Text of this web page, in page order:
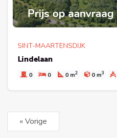
Prijs op aanvraag
SINT-MAARTENSDIJK
Lindelaan
0 0 0 m2 0 m3
« Vorige